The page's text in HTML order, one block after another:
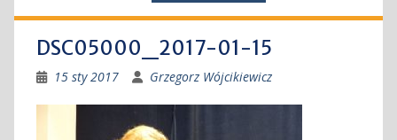
DSC05000_2017-01-15
15 sty 2017 Grzegorz Wójcikiewicz